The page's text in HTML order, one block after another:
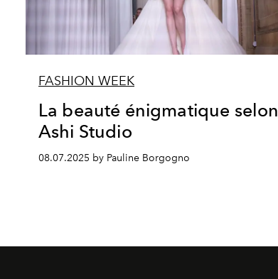
FASHION WEEK
La beauté énigmatique selon
Ashi Studio
08.07.2025 by Pauline Borgogno